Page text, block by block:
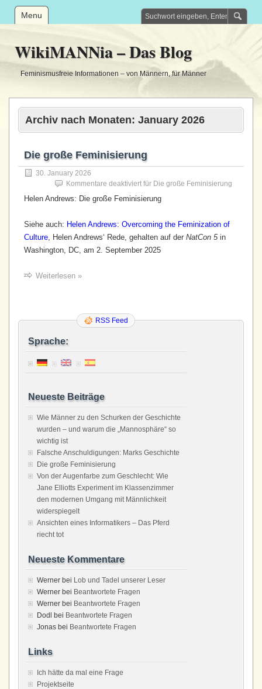
Menu
WikiMANNia – Das Blog
Feminismusfreie Informationen – von Männern, für Männer
Archiv nach Monaten: January 2026
Die große Feminisierung
30. January 2026
Kommentare deaktiviert für Die große Feminisierung
Helen Andrews: Die große Feminisierung
Siehe auch: Helen Andrews: Overcoming the Feminization of
Culture, Helen Andrews‘ Rede, gehalten auf der NatCon 5in
Washington, DC, am 2. September 2025
Weiterlesen »
RSS Feed
Sprache:
Neueste Beiträge
Wie Männer zu den Schurken der Geschichte
wurden – und warum die „Mannosphäre“ so
wichtig ist
Falsche Anschuldigungen: Marks Geschichte
Die große Feminisierung
Von der Augenfarbe zum Geschlecht: Wie
Jane Elliotts Experiment im Klassenzimmer
den modernen Umgang mit Männlichkeit
widerspiegelt
Ansichten eines Informatikers – Das Pferd
riecht tot
Neueste Kommentare
Werner bei Lob und Tadel unserer Leser
Werner bei Beantwortete Fragen
Werner bei Beantwortete Fragen
Dodl
bei Beantwortete Fragen
Jonas bei Beantwortete Fragen
Links
Ich hätte da mal eine Frage
Projektseite